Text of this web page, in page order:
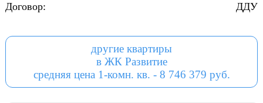
Договор: ДДУ
другие квартиры
в ЖК Развитие
средняя цена 1-комн. кв. - 8 746 379 руб.